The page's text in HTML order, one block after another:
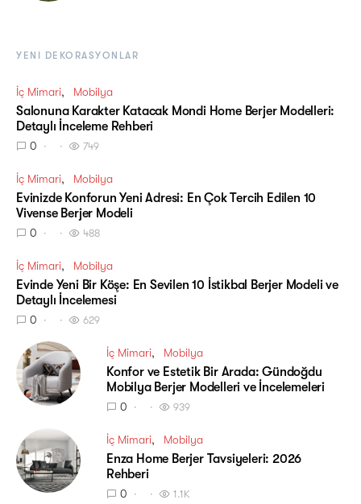
YENI DEKORASYONLAR
İç Mimari Mobilya
Salonuna Karakter Katacak Mondi Home Berjer Modelleri:
Detaylı İnceleme Rehberi
0 749
İç Mimari Mobilya
Evinizde Konforun Yeni Adresi: En Çok Tercih Edilen 10
Vivense Berjer Modeli
0 488
İç Mimari Mobilya
Evinde Yeni Bir Köşe: En Sevilen 10 İstikbal Berjer Modeli ve
Detaylı İncelemesi
0 629
İç Mimari Mobilya
Konfor ve Estetik Bir Arada: Gündoğdu
Mobilya Berjer Modelleri ve İncelemeleri
0 939
İç Mimari Mobilya
Enza Home Berjer Tavsiyeleri: 2026
Rehberi
0 1.1K